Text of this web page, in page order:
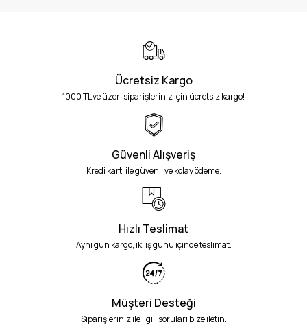
Ücretsiz Kargo
1000 TL ve üzeri siparişleriniz için ücretsiz kargo!
Güvenli Alışveriş
Kredi kartı ile güvenli ve kolay ödeme.
Hızlı Teslimat
Aynı gün kargo, iki iş günü içinde teslimat.
Müşteri Desteği
Siparişleriniz ile ilgili soruları bize iletin.